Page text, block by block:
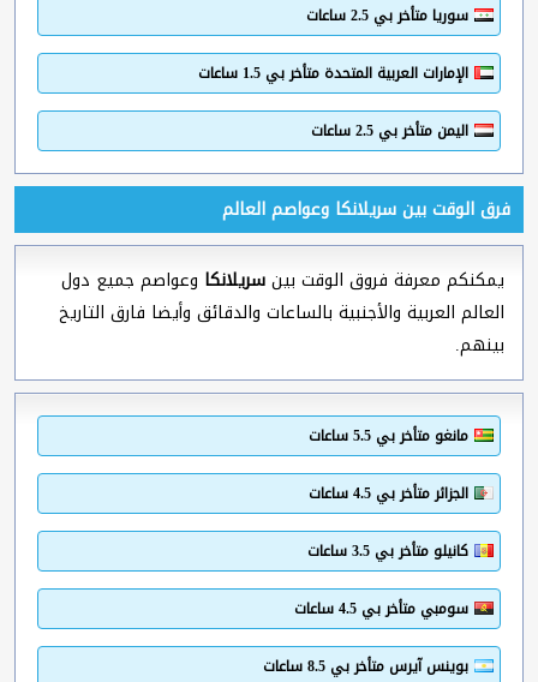
سوريا متأخر بي 2.5 ساعات
الإمارات العربية المتحدة متأخر بي 1.5 ساعات
اليمن متأخر بي 2.5 ساعات
فرق الوقت بين سريلانكا وعواصم العالم
يمكنكم معرفة فروق الوقت بينسريلانكا وعواصم جميع دول
العالم العربية والأجنبية بالساعات والدقائق وأيضا فارق التاريخ
بينهم.
مانغو متأخر بي 5.5 ساعات
الجزائر متأخر بي 4.5 ساعات
كانيلو متأخر بي 3.5 ساعات
سومبي متأخر بي 4.5 ساعات
بوينس آيرس متأخر بي 8.5 ساعات